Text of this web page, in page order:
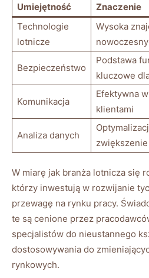
Umiejętność
Znaczenie
Technologie
lotnicze
Wysoka
Bezpieczeństwo
Podstawa
kluczowe
Komunikacja
Efektywna
klientami
Analiza danych
W miarę jak branża lotnicza się
którzy inwestują w rozwijanie
przewagę na rynku pracy.
te są cenione przez
specjalistów do nieustannego
dostosowywania do
rynkowych.